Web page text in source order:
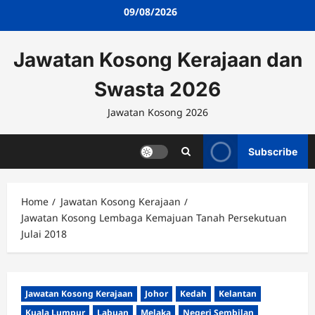
09/08/2026
Jawatan Kosong Kerajaan dan
Swasta 2026
Jawatan Kosong 2026
Subscribe
Home
Jawatan Kosong Kerajaan
Jawatan Kosong Lembaga Kemajuan Tanah Persekutuan
Julai 2018
Jawatan Kosong Kerajaan Johor Kedah
Kelantan
Kuala Lumpur
Labuan Melaka Negeri Sembilan